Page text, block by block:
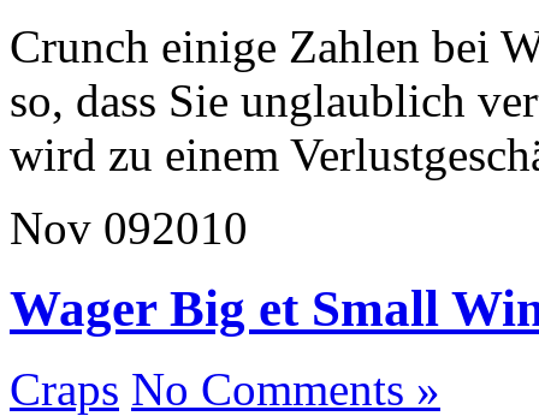
Crunch einige Zahlen bei
so, dass Sie unglaublich
wird zu einem
Nov 092010
Wager Big et Small
Craps No Comments »